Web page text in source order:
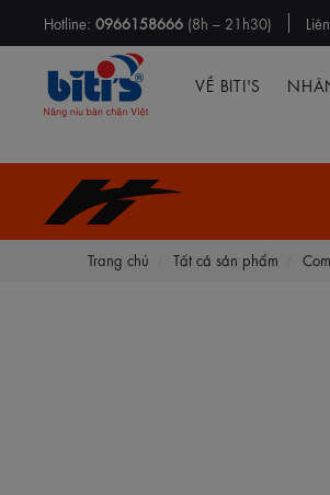
Hotline: 0966158666 (8h – 21h30)
VỀ BITI'S
Trang chủ Tất cả sản phẩm